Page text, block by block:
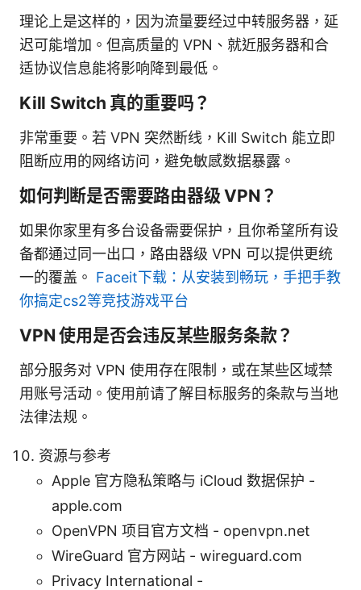
理论上是这样的，因为流量要经过中转服务器，延
迟可能增加。但高质量的 VPN、就近服务器和合
适协议信息能将影响降到最低。
Kill Switch 真的重要吗？
非常重要。若 VPN 突然断线，Kill Switch 能立即
阻断应用的网络访问，避免敏感数据暴露。
如何判断是否需要路由器级 VPN？
如果你家里有多台设备需要保护，且你希望所有设
备都通过同一出口，路由器级 VPN 可以提供更统
一的覆盖。 Faceit下载：从安装到畅玩，手把手教
你搞定cs2等竞技游戏平台
VPN 使用是否会违反某些服务条款？
部分服务对 VPN 使用存在限制，或在某些区域禁
用账号活动。使用前请了解目标服务的条款与当地
法律法规。
资源与参考
Apple 官方隐私策略与 iCloud 数据保护 -
apple.com
OpenVPN 项目官方文档 - openvpn.net
WireGuard 官方网站 - wireguard.com
Privacy International -